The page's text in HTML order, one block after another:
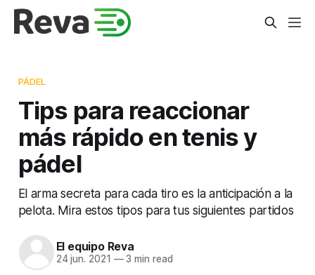
PÁDEL
Tips para reaccionar
más rápido en tenis y
pádel
El arma secreta para cada tiro es la anticipación a la
pelota. Mira estos tipos para tus siguientes partidos
El equipo Reva
24 jun. 2021 —3 min read